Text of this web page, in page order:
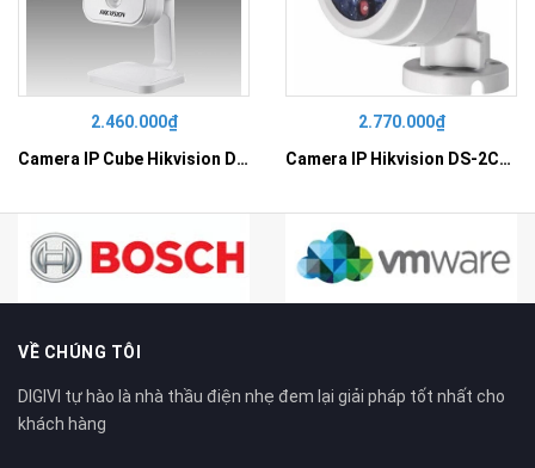
2.460.000₫
Camera IP Cube Hikvision DS-2CD2410F-I
2.770.000₫
Camera IP Hikvision DS-2CD2010F-I
VỀ CHÚNG TÔI
DIGIVI tự hào là nhà thầu điện nhẹ đem lại giải pháp tốt nhất cho
khách hàng